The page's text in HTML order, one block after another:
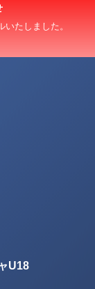
たしました。
U18